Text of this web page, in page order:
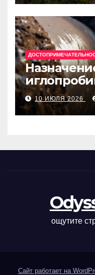
матов
10 ИЮЛЯ 2026
ощутите
Сайт работает на